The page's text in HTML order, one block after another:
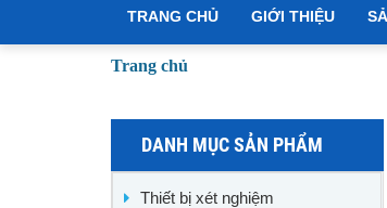
TRANG CHỦ GIỚI THIỆU
Trang chủ
DANH MỤC SẢN PHẨM
Thiết bị xét nghiệm